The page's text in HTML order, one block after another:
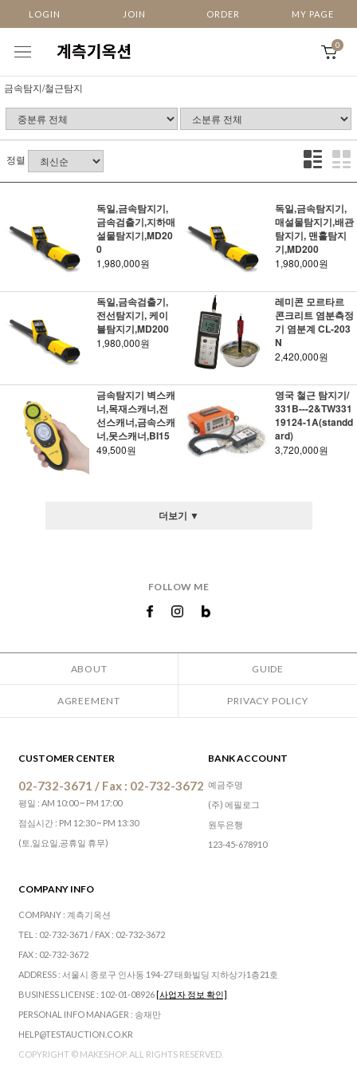
LOGIN JOIN ORDER MY PAGE
0
금속탐지/철근탐지
정렬
독일,금속탐지기,
금속검출기,지하매
설물탐지기,MD20
0
1,980,000원
독일,금속탐지기,
매설물탐지기,배관
탐지기, 맨홀탐지
기,MD200
1,980,000원
독일,금속검출기,
전선탐지기, 케이
블탐지기,MD200
1,980,000원
레미콘 모르타르
콘크리트 염분측정
기 염분계 CL-203
N
2,420,000원
금속탐지기 벽스캐
너,목재스캐너,전
선스캐너,금속스캐
너,못스캐너,BI15
49,500원
영국 철근 탐지기/
331B---2&TW331
19124-1A(standd
ard)
3,720,000원
더보기 ▼
FOLLOW ME
ABOUT GUIDE
AGREEMENT PRIVACY POLICY
CUSTOMER CENTER
02-732-3671 / Fax : 02-732-3672
평일 : AM 10:00 ~ PM 17:00
점심시간 : PM 12:30 ~ PM 13:30
(토,일요일,공휴일 휴무)
BANK ACCOUNT
예금주명
(주) 에필로그
원두은행
123-45-678910
COMPANY INFO
COMPANY : 계측기옥션
TEL : 02-732-3671 / FAX : 02-732-3672
FAX : 02-732-3672
ADDRESS : 서울시 종로구 인사동 194-27 태화빌딩 지하상가1층21호
BUSINESS LICENSE : 102-01-08926[사업자 정보 확인]
PERSONAL INFO MANAGER : 송재만
HELP@TESTAUCTION.CO.KR
COPYRIGHT © MAKESHOP. ALL RIGHTS RESERVED.